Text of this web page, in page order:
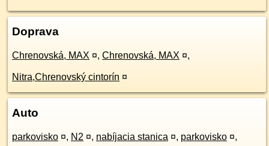
Doprava
Chrenovská, MAX ¤, Chrenovská, MAX ¤,
Nitra,Chrenovský cintorín ¤
Auto
parkovisko ¤, N2 ¤, nabíjacia stanica ¤, parkovisko ¤,